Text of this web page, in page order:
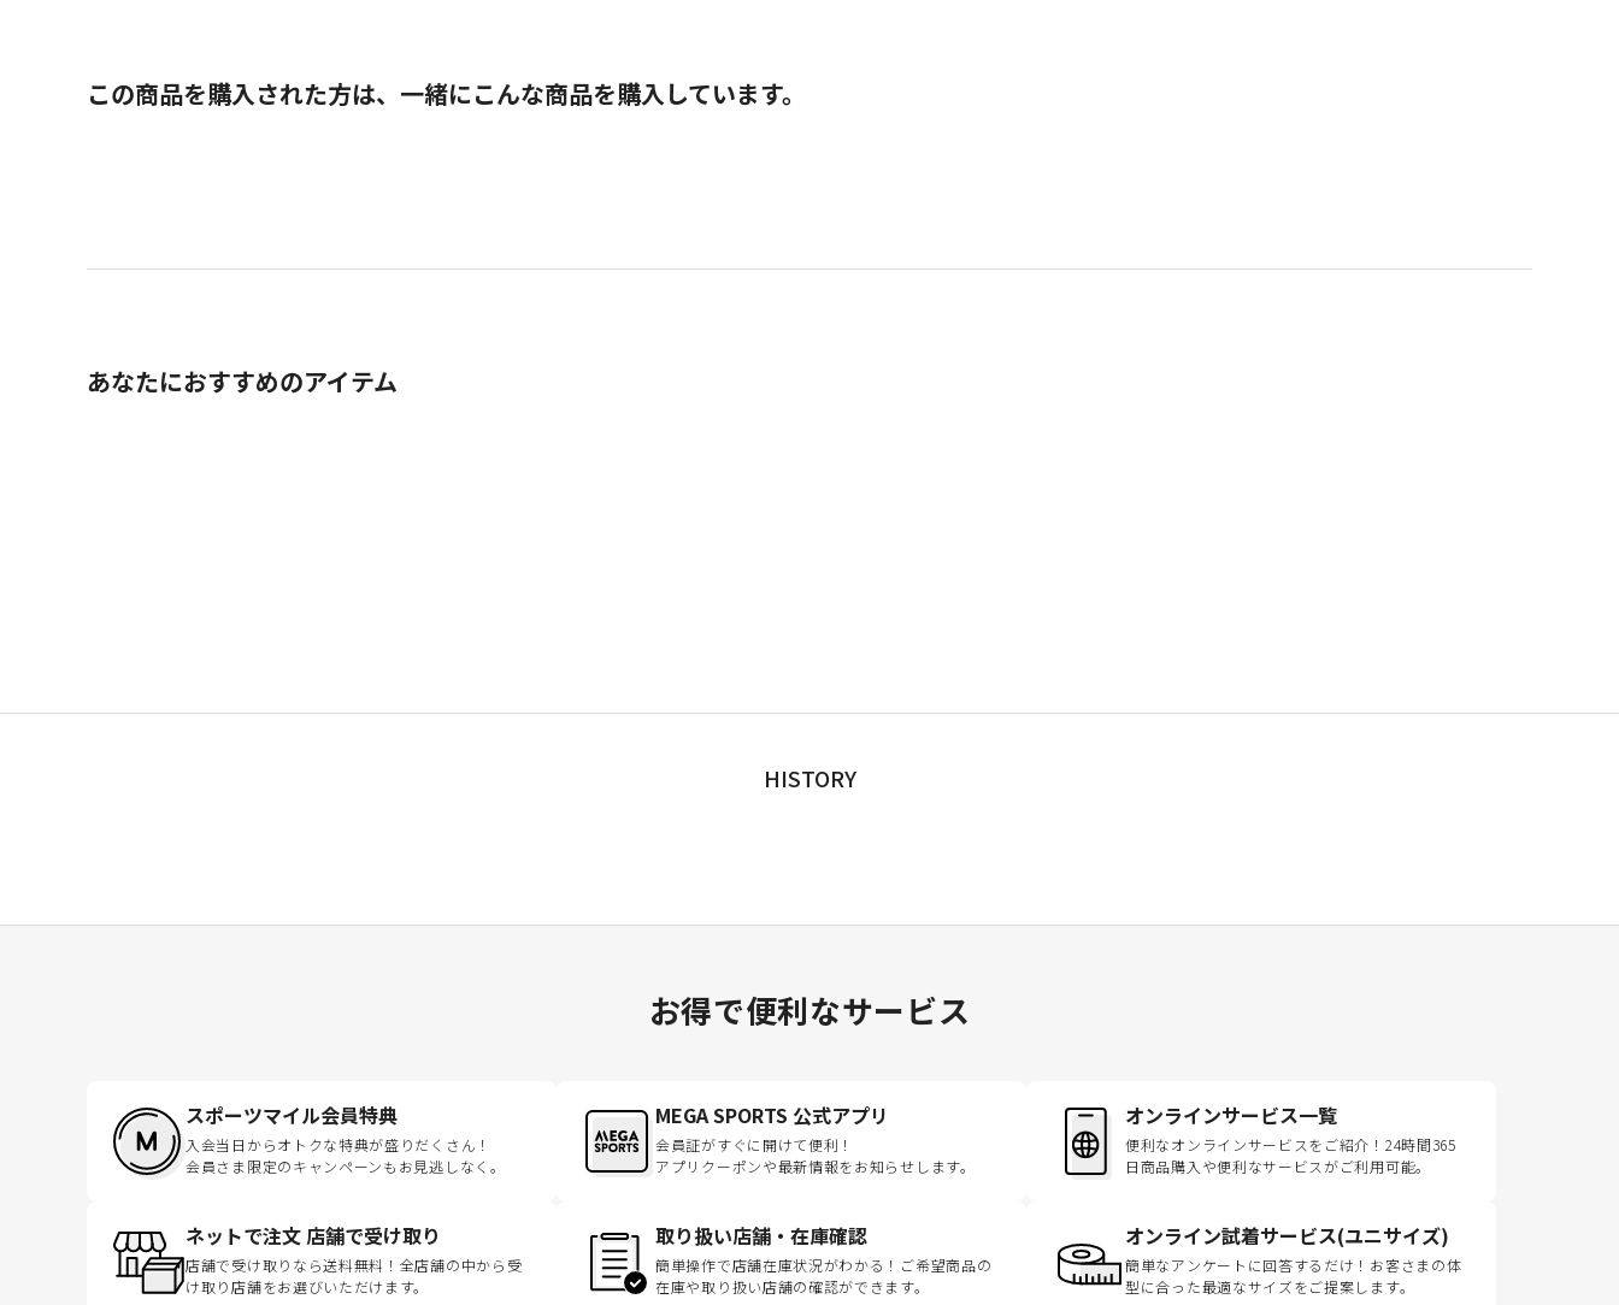
この商品を購入された方は、一緒にこんな商品を購入しています。
あなたにおすすめのアイテム
HISTORY
お得で便利なサービス
スポーツマイル会員特典
入会当日からオトクな特典が盛りだくさん！
会員さま限定のキャンペーンもお見逃しなく。
MEGA SPORTS 公式アプリ
会員証がすぐに開けて便利！
アプリクーポンや最新情報をお知らせします。
オンラインサービス一覧
便利なオンラインサービスをご紹介！24時間365
日商品購入や便利なサービスがご利用可能。
ネットで注文 店舗で受け取り
店舗で受け取りなら送料無料！全店舗の中から受
け取り店舗をお選びいただけます。
取り扱い店舗・在庫確認
簡単操作で店舗在庫状況がわかる！ご希望商品の
在庫や取り扱い店舗の確認ができます。
オンライン試着サービス(ユニサイズ)
簡単なアンケートに回答するだけ！お客さまの体
型に合った最適なサイズをご提案します。